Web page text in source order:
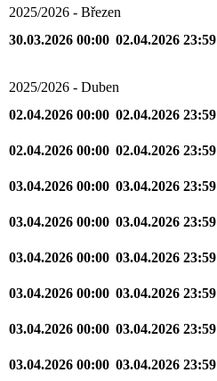
2025/2026 - Březen
30.03.2026 00:00 02.04.2026 23:59
2025/2026 - Duben
02.04.2026 00:00 02.04.2026 23:59
02.04.2026 00:00 02.04.2026 23:59
03.04.2026 00:00 03.04.2026 23:59
03.04.2026 00:00 03.04.2026 23:59
03.04.2026 00:00 03.04.2026 23:59
03.04.2026 00:00 03.04.2026 23:59
03.04.2026 00:00 03.04.2026 23:59
03.04.2026 00:00 03.04.2026 23:59